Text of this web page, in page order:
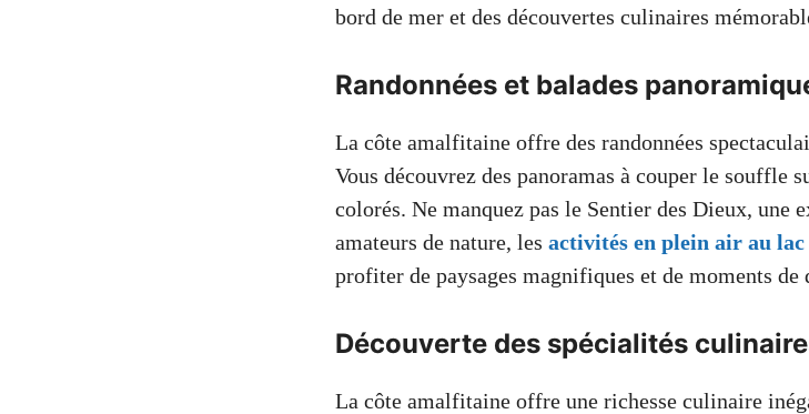
bord de mer et des découvertes culinaires
Randonnées et balades
La côte amalfitaine offre des randonnées
Vous découvrez des panoramas à couper le souffle
colorés. Ne manquez pas le Sentier des Dieux, une
amateurs de nature, les activités en plein air au lac
profiter de paysages magnifiques et de moments de
Découverte des spécialités
La côte amalfitaine offre une richesse culinaire